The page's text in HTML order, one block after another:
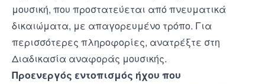
μουσική, που προστατεύεται από πνευματικά
δικαιώματα, με απαγορευμένο τρόπο. Για
περισσότερες πληροφορίες, ανατρέξτε στη
Διαδικασία αναφοράς μουσικής.
Προενεργός εντοπισμός ήχου που